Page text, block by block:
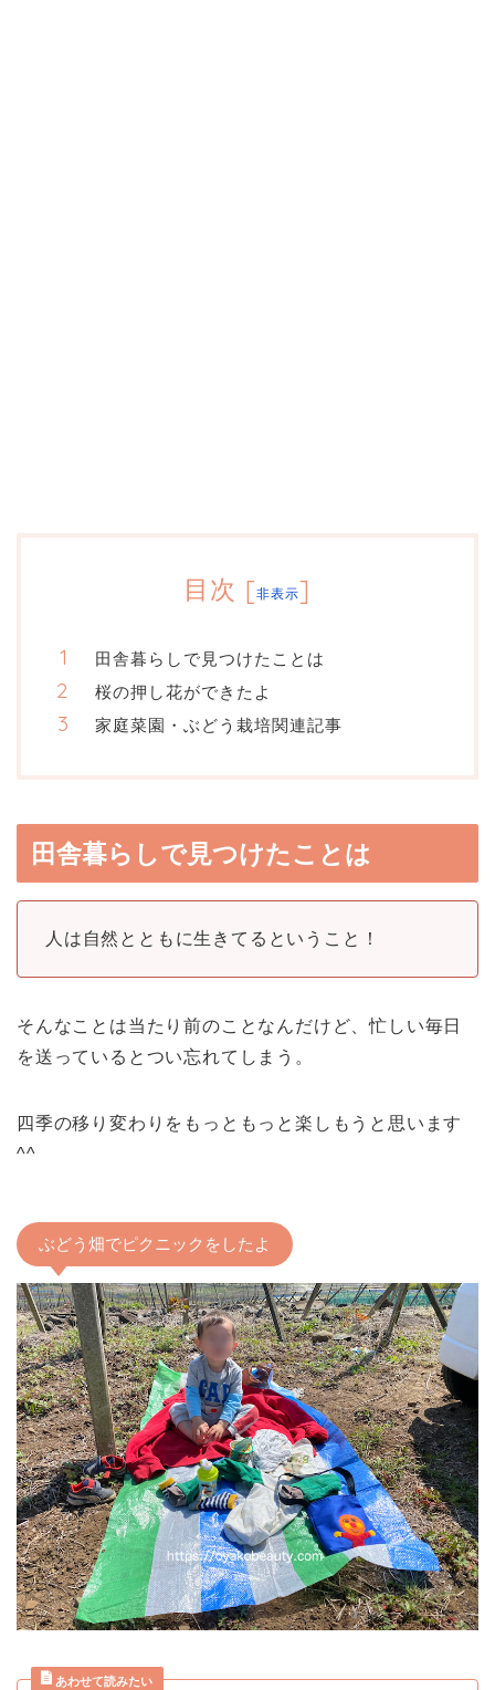
目次 [非表示]
田舎暮らしで見つけたことは
桜の押し花ができたよ
家庭菜園・ぶどう栽培関連記事
田舎暮らしで見つけたことは
人は自然とともに生きてるということ！
そんなことは当たり前のことなんだけど、忙しい毎日
を送っているとつい忘れてしまう。
四季の移り変わりをもっともっと楽しもうと思います
^^
ぶどう畑でピクニックをしたよ